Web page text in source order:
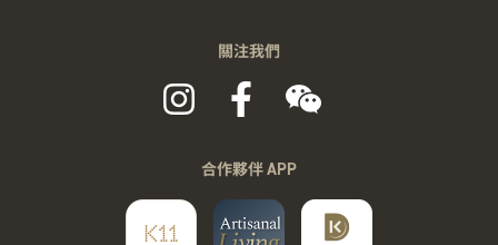
關注我們
合作夥伴 APP